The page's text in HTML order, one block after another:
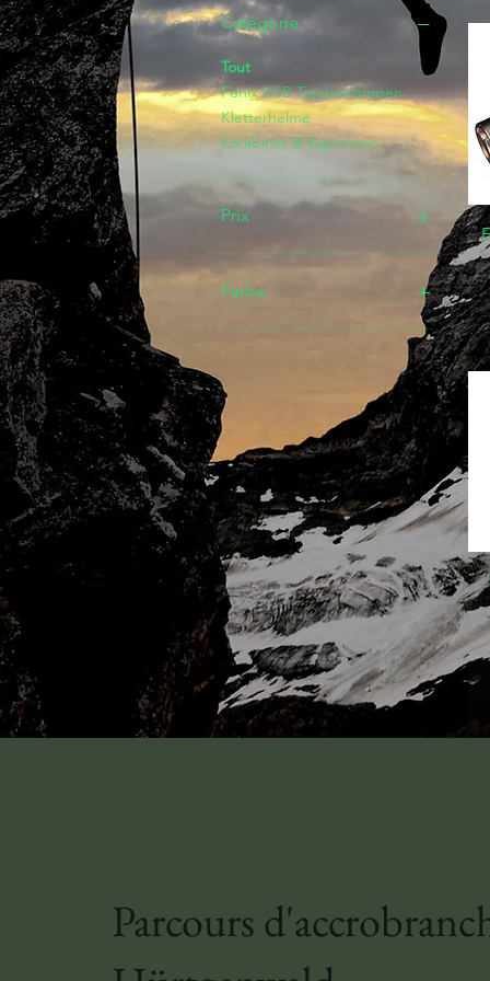
Catégorie
Tout
Fenix USB Taschenlampen
Kletterhelme
Karabiner & Expressen
Prix
23 € 119 €
Farbe
Parcours